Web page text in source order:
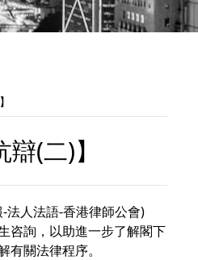
(二)】
法人法語-香港律師公會)
咨詢，以助進一步了解閣下
有關法律程序。